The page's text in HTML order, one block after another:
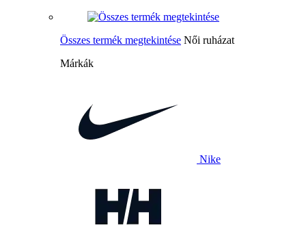
Összes termék megtekintése Női ruházat
Márkák
Nike